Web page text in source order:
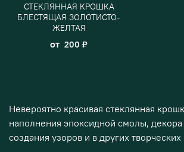
СТЕКЛЯННАЯ КРОШКА
БЛЕСТЯЩАЯ ЗОЛОТИСТО-
ЖЕЛТАЯ
от 200 ₽
Невероятно красивая стеклянная
наполнения эпоксидной смолы, декора
создания узоров и в других творческих